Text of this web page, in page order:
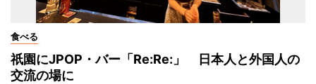
食べる
祇園にJPOP・バー「Re:Re:」 日本人と外国人の
交流の場に